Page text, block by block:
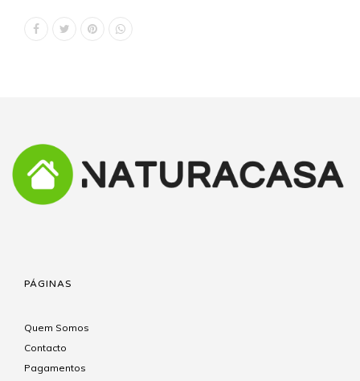
PÁGINAS
Quem Somos
Contacto
Pagamentos